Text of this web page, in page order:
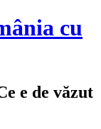
cu
e de văzut